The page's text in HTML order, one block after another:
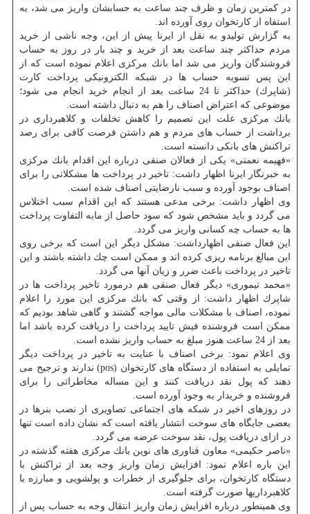
در كمترین زمان و ظرف چند ساعت به حسابشان واریز می شد، به
استفاه از كارتخوان روی آورده اند.
به گزارش تولیدو به نقل از ایرنا پیش از این، وجه ناشی از خرید
مردم حداكثر چند ساعت بعد از خرید و چند بار در روز به حساب
فروشندگان واریز می شد اما بانك مركزی اعلام نموده است كه از
این پس تسویه حساب ها در شبكه الكترونیكی پرداخت كارت
(شاپرك) حداكثر تا 24 ساعت بعد از انجام خرید انجام می شود؛
موضوعی كه اعتراض اصناف را هم به دنبال داشته است.
بانك مركزی علت این تصمیم را كاهش تخلفات و كلاهبرداری در
برداشت از حساب های مردم و هم داشتن فرصت كافی برای رصد
تراكنش های بانكی دانسته است.
«فهیمه نعمتی» یكی از فعالان صنفی درباره این اقدام بانك مركزی
به خبرنگار ایرنا اظهار داشت: تاخیر در پرداخت ها مشكلاتی را برای
اصناف بوجود آورده و سبب نارضایتی اصناف شده است.
وی اظهار داشت: برخی مدعی هستند كه این اقدام سبب اختلاس
می گردد و باید مشخص شود كه سود حاصل از مابه التفاوت پرداخت
ها به حساب چه كسانی واریز می گردد.
این فعال صنفی اظهارداشت: مشكل دیگر این است كه برخی روی
این مبالغ برنامه ریزی كرده اند و ممكن است چك داشته باشند و این
تاخیر در پرداخت باعث ضرر و زیان آنها می گردد.
«محمد تیموری» دیگر فعال صنفی هم درمورد تاخیر پرداخت ها در
شاپرك اظهار داشت: از وقتی كه بانك مركزی این مورد را اعلام
نموده، اصناف با مشكلات مالی مواجه گشتند و گاهی شاهد بودیم كه
ممكن است فروشنده فیش تایید پرداخت را دریافت كرده باشد اما
بعد از 24 ساعت هنوز مبلغ به حساب واریز نشده است.
وی اعلام نمود: برخی اصناف با عنایت به تاخیر در پرداخت دیگر
تمایلی به استفاده از دستگاه های كارتخوان (pos) ندارند و ترجیح می
دهند كه پول نقد دریافت كنند و این مساله مخاطراتی را برای
فروشنده و خریدار به وجود آورده است.
در روزهای اخیر در شبكه های اجتماعی تصاویری از نصب بنرها در
بعضی جایگاه های سوخت انتشار یافته است كه نشان داده است تنها
در ازای دریافت پول، نقد سوخت عرضه می گردد.
«ناصر حكیمی» معاون فناوری های نوین بانك مركزی هفته گذشته در
این باره اعلام نمود: افزایش زمان واریز وجه بعد از تراكنش با
دستگاه كارتخوان، برای جلوگیری از خطرات و پولشویی و مبارزه با
كلاهبرداریها صورت گرفته است.
وی همینطور درباره افزایش زمان واریز انتقال وجه به حساب پس از